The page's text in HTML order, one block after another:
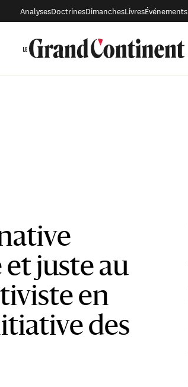
AnalysesDoctrinesDimanchesLivresÉvénements
juste au
en
des